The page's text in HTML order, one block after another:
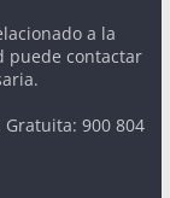
a la
puede contactar
Gratuita: 900 804